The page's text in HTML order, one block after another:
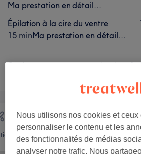
Ma prestation en détail...
Épilation à la cire du ventre
15 minMa prestation en détail...
Ce n'est pas ce que vous recherchiez ?
Visage
Nous utilisons nos cookies et ceux
personnaliser le contenu et les
des fonctionnalités de médias
analyser notre trafic. Nous